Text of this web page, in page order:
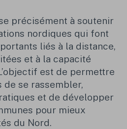
précisément à soutenir
nordiques qui font
liés à la distance,
et à la capacité
est de permettre
de se rassembler,
et de développer
pour mieux
du Nord.